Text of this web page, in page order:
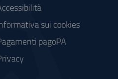
sui cookies
pagoPA